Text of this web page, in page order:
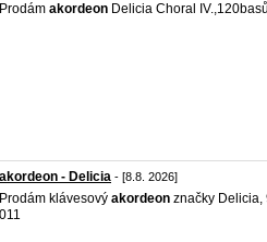
Prodám akordeon Delicia Choral
akordeon - Delicia - [8.8. 2026]
Prodám klávesový akordeon značky Delicia,
011